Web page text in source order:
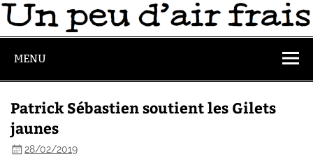
MENU
Patrick Sébastien soutient les Gilets
jaunes
28/02/2019